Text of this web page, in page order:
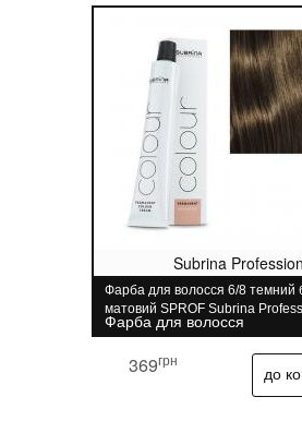
Subrina
Фарба для волосся 6/8 темний
матовий SPROF Subrina
Фарба для волосся
369грн